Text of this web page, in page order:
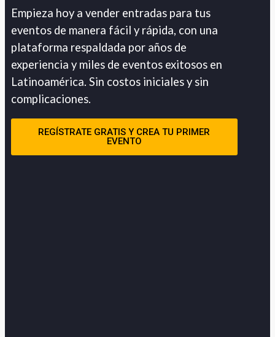
Empieza hoy a vender entradas para tus
eventos de manera fácil y rápida, con una
plataforma respaldada por años de
experiencia y miles de eventos exitosos en
Latinoamérica. Sin costos iniciales y sin
complicaciones.
REGÍSTRATE GRATIS Y CREA TU PRIMER
EVENTO